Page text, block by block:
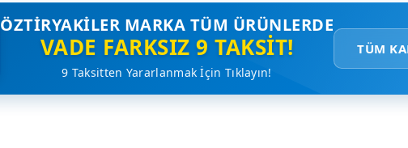
ÖZTIRYAKILER MARKA TÜM ÜRÜNLERDE
VADE FARKSIZ 9 TAKSIT!
9 Taksitten Yararlanmak İçin Tıklayın!
TÜM